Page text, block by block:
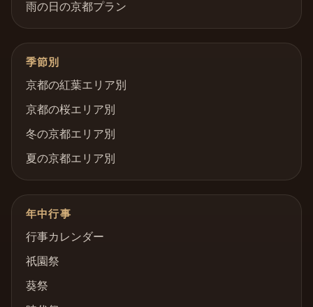
雨の日の京都プラン
季節別
京都の紅葉エリア別
京都の桜エリア別
冬の京都エリア別
夏の京都エリア別
年中行事
行事カレンダー
祇園祭
葵祭